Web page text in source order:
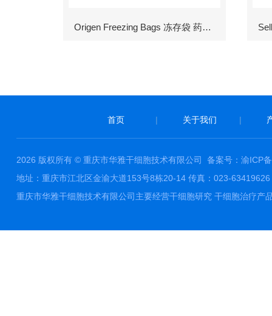
Origen Freezing Bags 冻存袋 药包材
首页 | 关于我们 |
2026 版权所有 © 重庆市华雅干细胞技术有限公司 备案号：渝ICP
地址：重庆市江北区金渝大道153号8栋20-14 传真：023-
重庆市华雅干细胞技术有限公司主要经营干细胞研究 干细胞治疗产